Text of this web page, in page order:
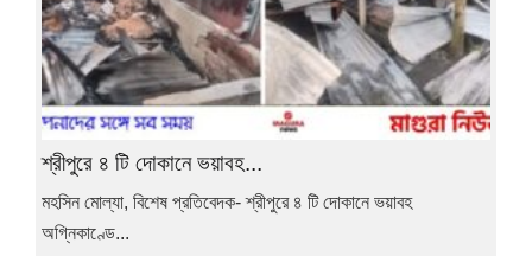
শ্রীপুরে ৪ টি দোকানে ভয়াবহ...
মহসিন মোল্যা, বিশেষ প্রতিবেদক- শ্রীপুরে ৪ টি দোকানে ভয়াবহ
অগ্নিকাণ্ডে...